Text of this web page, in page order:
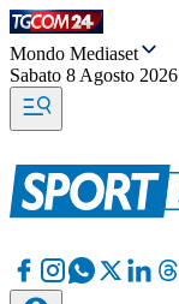
Mondo Mediaset
Sabato 8 Agosto 2026